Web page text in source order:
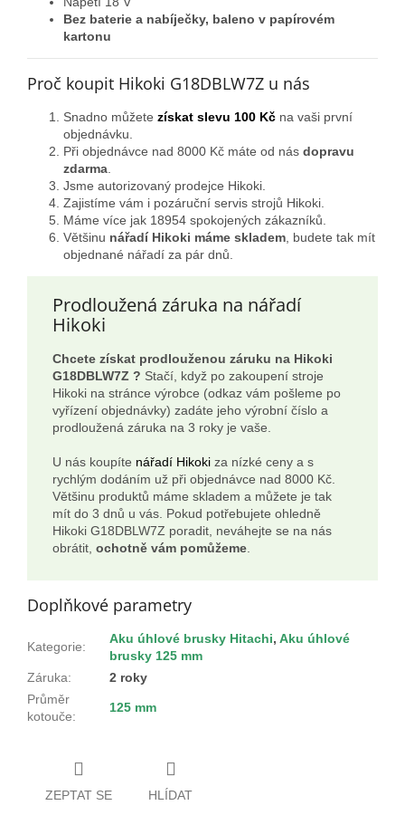
Bez baterie a nabíječky, baleno v papírovém
kartonu
Proč koupit Hikoki G18DBLW7Z u nás
Snadno můžete získat slevu 100 Kč na vaši první
objednávku.
Při objednávce nad 8000 Kč máte od nás dopravu
zdarma
Jsme autorizovaný prodejce Hikoki.
Zajistíme vám i pozáruční servis strojů Hikoki.
Máme více jak 18954 spokojených zákazníků.
Většinu nářadí Hikoki máme skladem , budete tak mít
objednané nářadí za pár dnů.
Prodloužená záruka na nářadí
Hikoki
Chcete získat prodlouženou záruku na Hikoki
G18DBLW7Z ? Stačí, když po zakoupení stroje
Hikoki na stránce výrobce (odkaz vám pošleme po
vyřízení objednávky) zadáte jeho výrobní číslo a
prodloužená záruka na 3 roky je vaše.
U nás koupíte nářadí Hikoki za nízké ceny a s
rychlým dodáním už při objednávce nad 8000 Kč.
Většinu produktů máme skladem a můžete je tak
mít do 3 dnů u vás. Pokud potřebujete ohledně
Hikoki G18DBLW7Z poradit, neváhejte se na nás
obrátit, ochotně vám pomůžeme
Doplňkové parametry
Kategorie:
Aku úhlové brusky Hitachi, Aku úhlové
brusky 125 mm
Záruka:
2 roky
Průměr
kotouče:
125 mm
ZEPTAT SE HLÍDAT